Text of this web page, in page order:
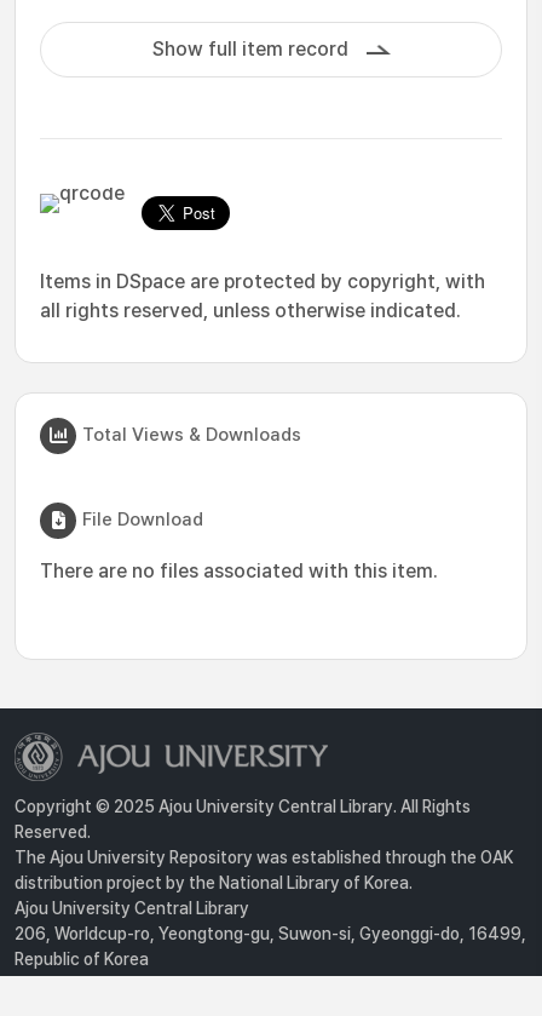
Show full item record
Items in DSpace are protected by copyright, with
all rights reserved, unless otherwise indicated.
Total Views & Downloads
File Download
There are no files associated with this item.
Copyright © 2025 Ajou University Central Library. All Rights
Reserved.
The Ajou University Repository was established through the OAK
distribution project by the National Library of Korea.
Ajou University Central Library
206, Worldcup-ro, Yeongtong-gu, Suwon-si, Gyeonggi-do, 16499,
Republic of Korea